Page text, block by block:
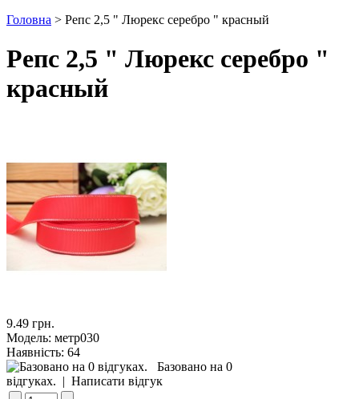
Головна > Репс 2,5 " Люрекс серебро " красный
Репс 2,5 " Люрекс серебро "
красный
9.49 грн.
Модель: метр030
Наявність: 64
Базовано на 0
відгуках. | Написати відгук